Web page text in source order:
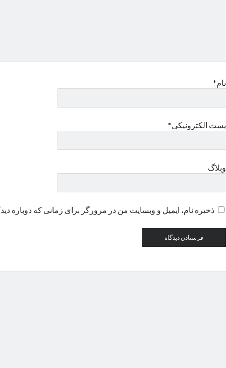
نام*
پست الکترونیکی*
وبلاگ
ذخیره نام، ایمیل و وبسایت من در مرورگر برای زمانی که دوباره